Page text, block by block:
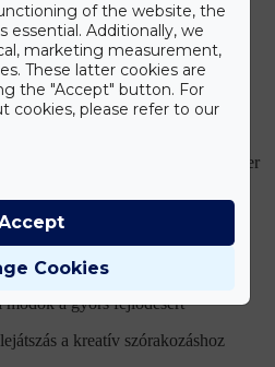
cm
(nem tartozék) vagy hálózati adapter
kezdőknek és gyerekeknek
a gyors fejlődésért
a kreatív szórakozáshoz
of the website, the
essential. Additionally, we
marketing measurement,
These latter cookies are
the "Accept" button. For
cookies, please refer to our
Cookies